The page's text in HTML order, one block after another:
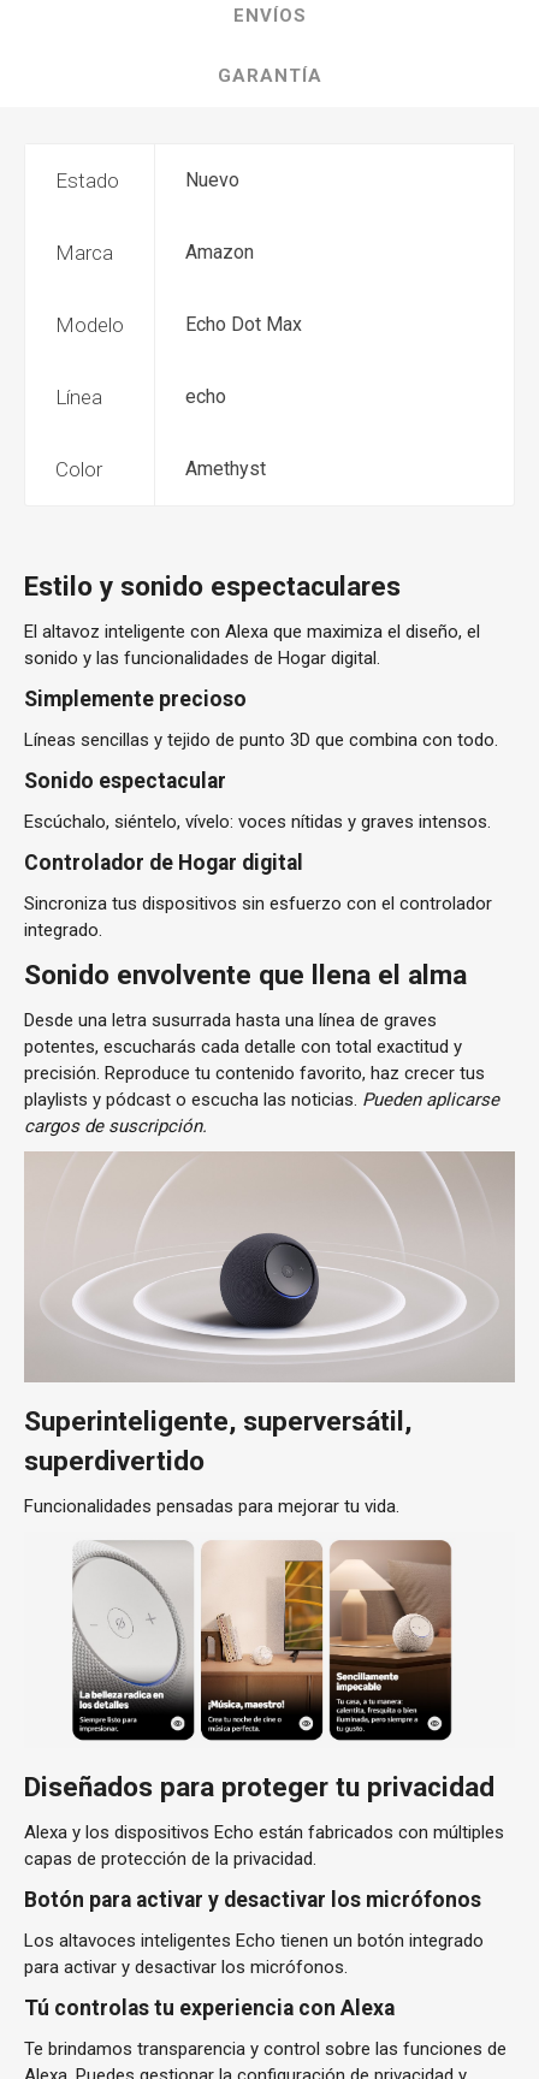
ENVÍOS
GARANTÍA
Estado Nuevo
Marca Amazon
Modelo Echo Dot Max
Línea echo
Color Amethyst
Estilo y sonido espectaculares
El altavoz inteligente con Alexa que maximiza el diseño, el
sonido y las funcionalidades de Hogar digital.
Simplemente precioso
Líneas sencillas y tejido de punto 3D que combina con todo.
Sonido espectacular
Escúchalo, siéntelo, vívelo: voces nítidas y graves intensos.
Controlador de Hogar digital
Sincroniza tus dispositivos sin esfuerzo con el controlador
integrado.
Sonido envolvente que llena el alma
Desde una letra susurrada hasta una línea de graves
potentes, escucharás cada detalle con total exactitud y
precisión. Reproduce tu contenido favorito, haz crecer tus
playlists y pódcast o escucha las noticias. Pueden aplicarse
cargos de suscripción.
Superinteligente, superversátil,
superdivertido
Funcionalidades pensadas para mejorar tu vida.
Diseñados para proteger tu privacidad
Alexa y los dispositivos Echo están fabricados con múltiples
capas de protección de la privacidad.
Botón para activar y desactivar los micrófonos
Los altavoces inteligentes Echo tienen un botón integrado
para activar y desactivar los micrófonos.
Tú controlas tu experiencia con Alexa
Te brindamos transparencia y control sobre las funciones de